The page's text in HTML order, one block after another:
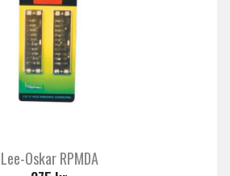
Lee-Oskar RPMDA